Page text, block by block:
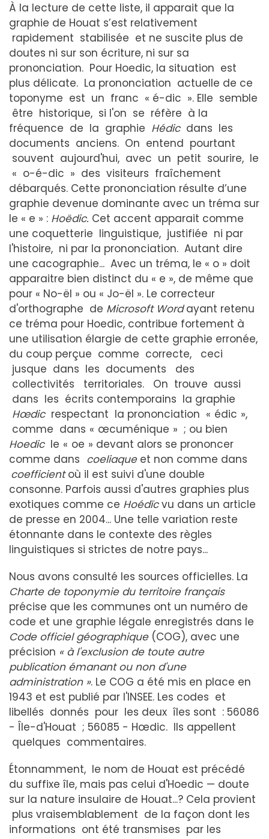
À la lecture de cette liste, il apparait que la
graphie de Houat s’est relativement
rapidement stabilisée et ne suscite plus de
doutes ni sur son écriture, ni sur sa
prononciation. Pour Hoedic, la situation est
plus délicate. La prononciation actuelle de ce
toponyme est un franc « é-dic ». Elle semble
être historique, si l'on se réfère à la
fréquence de la graphie Hédic dans les
documents anciens. On entend pourtant
souvent aujourd'hui, avec un petit sourire, le
« o-é-dic » des visiteurs fraîchement
débarqués. Cette prononciation résulte d’une
graphie devenue dominante avec un tréma sur
le « e » : Hoëdic. Cet accent apparait comme
une coquetterie linguistique, justifiée ni par
l'histoire, ni par la prononciation. Autant dire
une cacographie... Avec un tréma, le « o » doit
apparaitre bien distinct du « e », de même que
pour « No-ël » ou « Jo-ël ». Le correcteur
d'orthographe de Microsoft Wordayant retenu
ce tréma pour Hoedic, contribue fortement à
une utilisation élargie de cette graphie erronée,
du coup perçue comme correcte, ceci
jusque dans les documents des
collectivités territoriales. On trouve aussi
dans les écrits contemporains la graphie
Hœdic respectant la prononciation « édic »,
comme dans « œcuménique » ; ou bien
Hoedic le « oe » devant alors se prononcer
comme dans coeliaque et non comme dans
coefficientoù il est suivi d'une double
consonne. Parfois aussi d'autres graphies plus
exotiques comme ce Hoédïcvu dans un article
de presse en 2004... Une telle variation reste
étonnante dans le contexte des règles
linguistiques si strictes de notre pays...
Nous avons consulté les sources officielles. La
Charte de toponymie du territoire français
précise que les communes ont un numéro de
code et une graphie légale enregistrés dans le
Code officiel géographique (COG), avec une
précision « à l'exclusion de toute autre
publication émanant ou non d'une
administration ». Le COG a été mis en place en
1943 et est publié par l'INSEE. Les codes et
libellés donnés pour les deux îles sont : 56086
- Île-d'Houat ; 56085 - Hœdic. Ils appellent
quelques commentaires.
Étonnamment, le nom de Houat est précédé
du suffixe île, mais pas celui d'Hoedic — doute
sur la nature insulaire de Houat...? Cela provient
plus vraisemblablement de la façon dont les
informations ont été transmises par les